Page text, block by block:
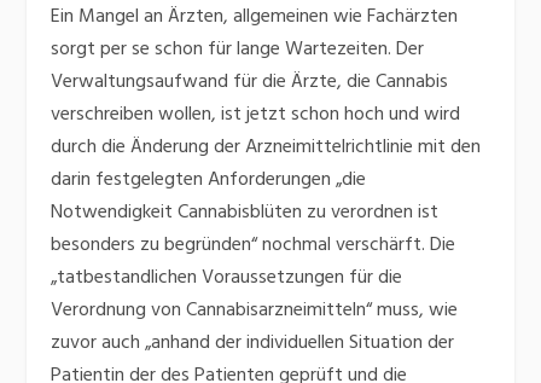
Ein Mangel an Ärzten, allgemeinen wie Fachärzten
sorgt per se schon für lange Wartezeiten. Der
Verwaltungsaufwand für die Ärzte, die Cannabis
verschreiben wollen, ist jetzt schon hoch und wird
durch die Änderung der Arzneimittelrichtlinie mit den
darin festgelegten Anforderungen „die
Notwendigkeit Cannabisblüten zu verordnen ist
besonders zu begründen“ nochmal verschärft. Die
„tatbestandlichen Voraussetzungen für die
Verordnung von Cannabisarzneimitteln“ muss, wie
zuvor auch „anhand der individuellen Situation der
Patientin der des Patienten geprüft und die